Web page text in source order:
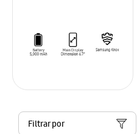
Filtrar por